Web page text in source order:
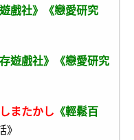
遊戲社》《戀愛研究
存遊戲社》《戀愛研究
またかし 《輕鬆百